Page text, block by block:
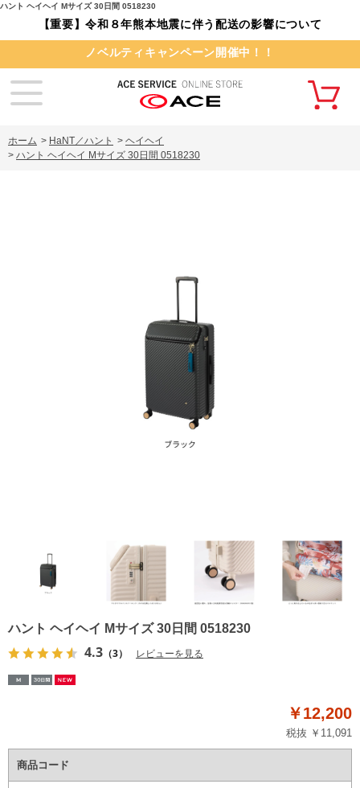
ハント ヘイヘイ Mサイズ 30日間 0518230
【重要】令和８年熊本地震に伴う配送の影響について
ノベルティキャンペーン開催中！！
ホーム > HaNT／ハント > ヘイヘイ
> ハント ヘイヘイ Mサイズ 30日間 0518230
ハント ヘイヘイ Mサイズ 30日間 0518230
4.3 （3） レビューを見る
￥12,200
税抜 ￥11,091
商品コード